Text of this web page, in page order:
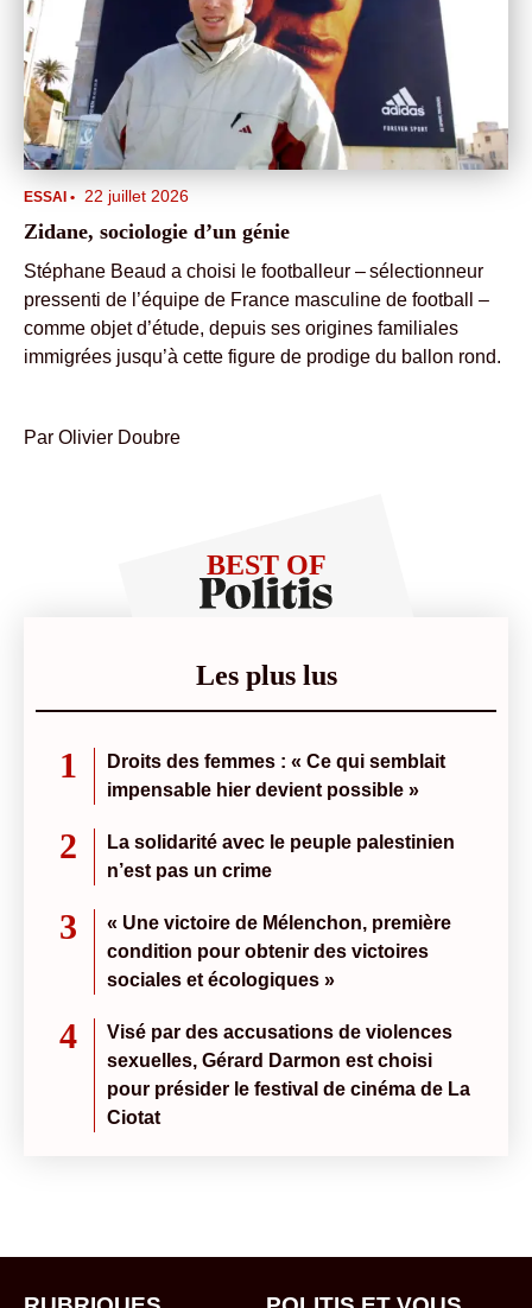
ESSAI • 22 juillet 2026
Zidane, sociologie d’un génie
Stéphane Beaud a choisi le footballeur – sélectionneur
pressenti de l’équipe de France masculine de football –
comme objet d’étude, depuis ses origines familiales
immigrées jusqu’à cette figure de prodige du ballon rond.
Par Olivier Doubre
BEST OF
Les plus lus
1
Droits des femmes : « Ce qui semblait
impensable hier devient possible »
2
La solidarité avec le peuple palestinien
n’est pas un crime
3
« Une victoire de Mélenchon, première
condition pour obtenir des victoires
sociales et écologiques »
4
Visé par des accusations de violences
sexuelles, Gérard Darmon est choisi
pour présider le festival de cinéma de La
Ciotat